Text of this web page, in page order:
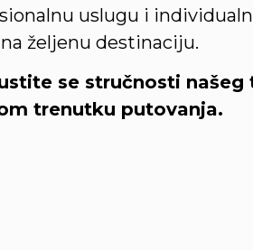
uslugu i
željenu destinaciju.
se stručnosti našeg
trenutku putovanja.